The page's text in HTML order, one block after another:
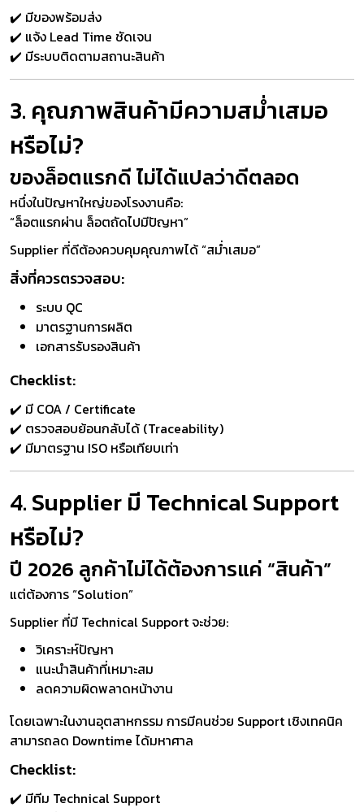
✔️ มีของพร้อมส่ง
✔️ แจ้ง Lead Time ชัดเจน
✔️ มีระบบติดตามสถานะสินค้า
3. คุณภาพสินค้ามีความสม่ำเสมอ
หรือไม่?
ของล็อตแรกดี ไม่ได้แปลว่าดีตลอด
หนึ่งในปัญหาใหญ่ของโรงงานคือ:
“ล็อตแรกผ่าน ล็อตถัดไปมีปัญหา”
Supplier ที่ดีต้องควบคุมคุณภาพได้ “สม่ำเสมอ”
สิ่งที่ควรตรวจสอบ:
ระบบ QC
มาตรฐานการผลิต
เอกสารรับรองสินค้า
Checklist:
✔️ มี COA / Certificate
✔️ ตรวจสอบย้อนกลับได้ (Traceability)
✔️ มีมาตรฐาน ISO หรือเทียบเท่า
4. Supplier มี Technical Support
หรือไม่?
ปี 2026 ลูกค้าไม่ได้ต้องการแค่ “สินค้า”
แต่ต้องการ “Solution”
Supplier ที่มี Technical Support จะช่วย:
วิเคราะห์ปัญหา
แนะนำสินค้าที่เหมาะสม
ลดความผิดพลาดหน้างาน
โดยเฉพาะในงานอุตสาหกรรม การมีคนช่วย Support เชิงเทคนิค
สามารถลด Downtime ได้มหาศาล
Checklist:
✔️ มีทีม Technical Support